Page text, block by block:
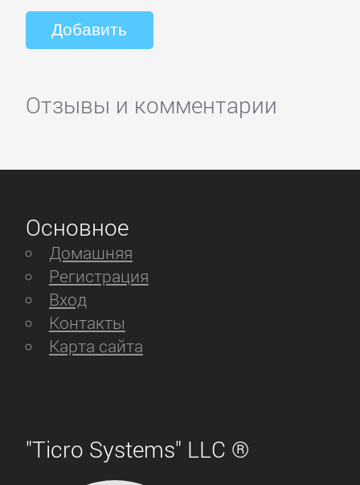
Отзывы и комментарии
Основное
Домашняя
Регистрация
Вход
Контакты
Карта сайта
"Ticro Systems" LLC ®